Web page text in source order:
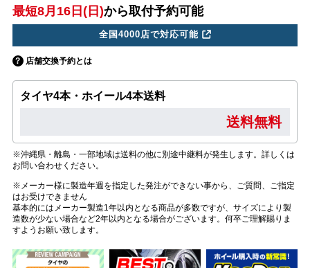
最短8月16日(日)から取付予約可能
全国4000店で対応可能
店舗交換予約とは
タイヤ4本・ホイール4本送料
送料無料
※沖縄県・離島・一部地域は送料の他に別途中継料が発生します。詳しくは
お問い合わせください。
※メーカー様に製造年週を指定した発注ができない事から、ご質問、ご指定
はお受けできません
基本的にはメーカー製造1年以内となる商品が多数ですが、サイズにより製
造数が少ない場合など2年以内となる場合がございます。何卒ご理解賜りま
すようお願い致します。